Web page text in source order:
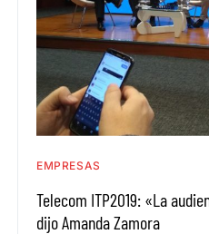
EMPRESAS
Telecom ITP2019: «La
dijo Amanda Zamora